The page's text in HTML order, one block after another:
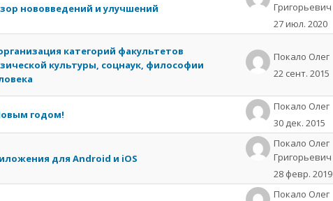
нововведений и улучшений
Григорьевич
27 июл. 2020
категорий факультетов
культуры, соцнаук, философии
Пoкaлo Олeг
22 сент. 2015
годом!
Пoкaлo Олeг
30 дек. 2015
для Android и iOS
Покало Олег
Григорьевич
28 февр. 2019
Покало Олег